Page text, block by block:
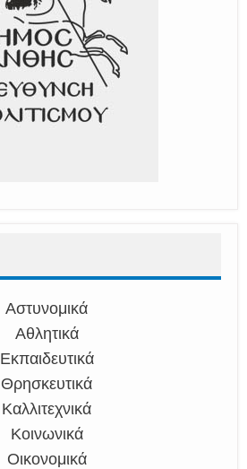
Αστυνομικά
Αθλητικά
Εκπαιδευτικά
Θρησκευτικά
Καλλιτεχνικά
Κοινωνικά
Οικονομικά